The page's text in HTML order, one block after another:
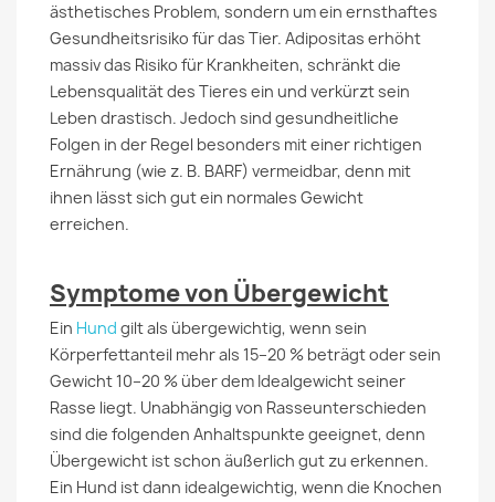
ästhetisches Problem, sondern um ein ernsthaftes
Gesundheitsrisiko für das Tier. Adipositas erhöht
massiv das Risiko für Krankheiten, schränkt die
Lebensqualität des Tieres ein und verkürzt sein
Leben drastisch. Jedoch sind gesundheitliche
Folgen in der Regel besonders mit einer richtigen
Ernährung (wie z. B. BARF) vermeidbar, denn mit
ihnen lässt sich gut ein normales Gewicht
erreichen.
Symptome von Übergewicht
Ein Hund gilt als übergewichtig, wenn sein
Körperfettanteil mehr als 15–20 % beträgt oder sein
Gewicht 10–20 % über dem Idealgewicht seiner
Rasse liegt. Unabhängig von Rasseunterschieden
sind die folgenden Anhaltspunkte geeignet, denn
Übergewicht ist schon äußerlich gut zu erkennen.
Ein Hund ist dann idealgewichtig, wenn die Knochen